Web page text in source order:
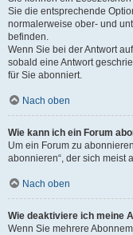
Sie die entsprechende
normalerweise ober- und
befinden.
Wenn Sie bei der Antwort
sobald eine Antwort
für Sie abonniert.
Nach oben
Wie kann ich ein Forum
Um ein Forum zu
abonnieren“, der sich meist
Nach oben
Wie deaktiviere ich meine
Wenn Sie mehrere